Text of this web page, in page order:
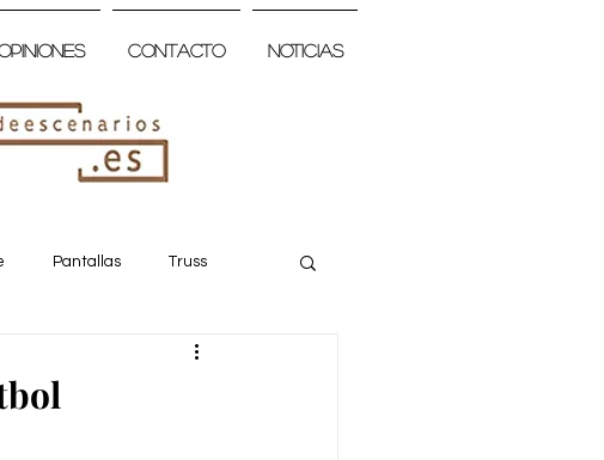
Contacto Noticias
Pantallas Truss